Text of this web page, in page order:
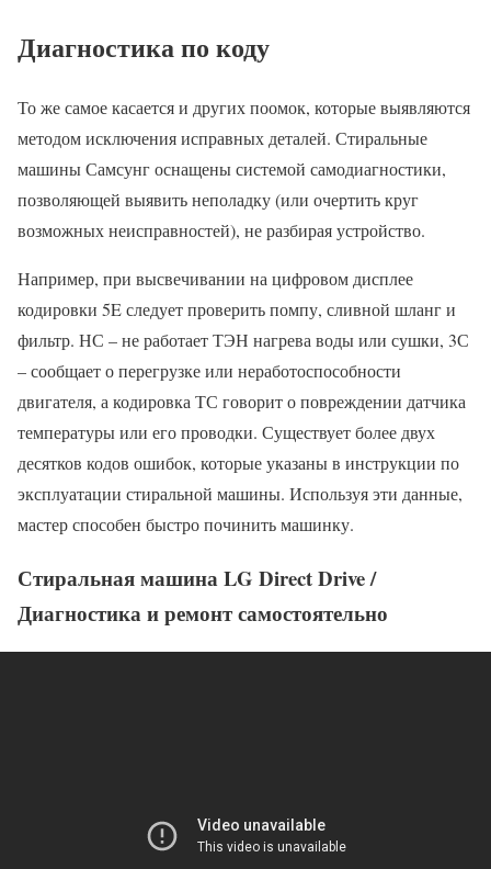
Диагностика по коду
То же самое касается и других поомок, которые выявляются
методом исключения исправных деталей. Стиральные
машины Самсунг оснащены системой самодиагностики,
позволяющей выявить неполадку (или очертить круг
возможных неисправностей), не разбирая устройство.
Например, при высвечивании на цифровом дисплее
кодировки 5E следует проверить помпу, сливной шланг и
фильтр. НС – не работает ТЭН нагрева воды или сушки, 3С
– сообщает о перегрузке или неработоспособности
двигателя, а кодировка ТС говорит о повреждении датчика
температуры или его проводки. Существует более двух
десятков кодов ошибок, которые указаны в инструкции по
эксплуатации стиральной машины. Используя эти данные,
мастер способен быстро починить машинку.
Стиральная машина LG Direct Drive /
Диагностика и ремонт самостоятельно